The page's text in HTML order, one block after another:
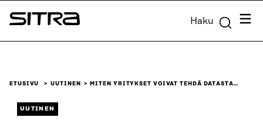
Siirry
suoraan
Sitra Haku
ETUSIVU UUTINEN MITEN YRITYKSET VOIVAT TEHDÄ DATASTA…
UUTINEN